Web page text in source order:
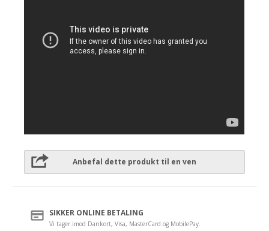
Anbefal dette produkt til en ven
SIKKER ONLINE BETALING
Vi tager imod Dankort, Visa, MasterCard og MobilePay.